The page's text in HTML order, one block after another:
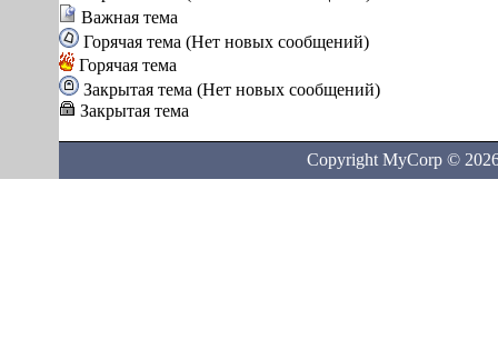
Важная тема
Горячая тема (Нет новых сообщений)
Горячая тема
Закрытая тема (Нет новых сообщений)
Закрытая тема
Copyright MyCorp ©